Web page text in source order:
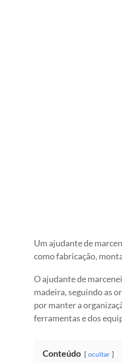
Um ajudante de
como fabricação,
O ajudante de
madeira, seguindo as
por manter a
ferramentas e dos
Conteúdo ocultar